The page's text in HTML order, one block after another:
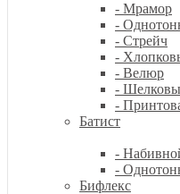
- Мрамор
-
- Стрейч
-
- Велюр
-
-
Батист
-
-
Бифлекс